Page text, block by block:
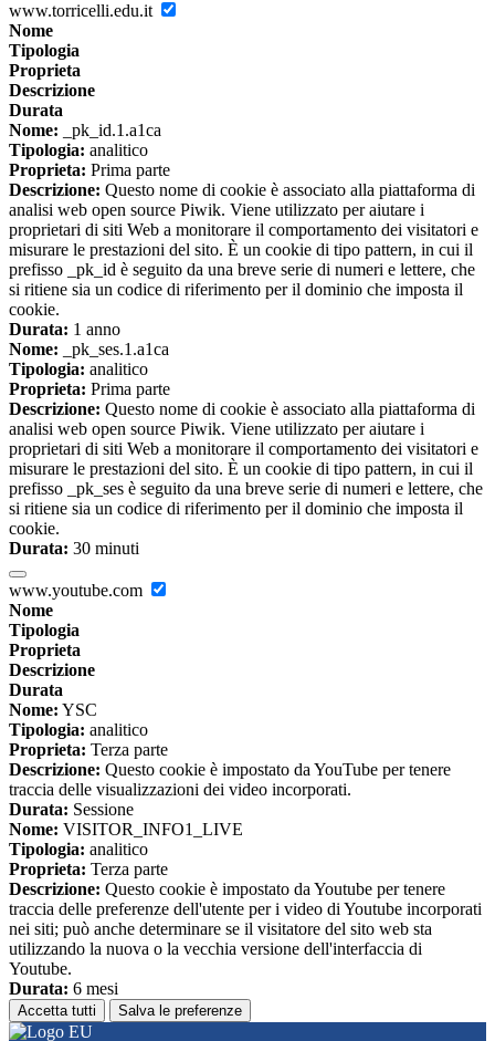
www.torricelli.edu.it
Nome
Tipologia
Proprieta
Descrizione
Durata
Nome: _pk_id.1.a1ca
Tipologia: analitico
Proprieta: Prima parte
Descrizione: Questo nome di cookie è associato alla piattaforma di
analisi web open source Piwik. Viene utilizzato per aiutare i
proprietari di siti Web a monitorare il comportamento dei visitatori e
misurare le prestazioni del sito. È un cookie di tipo pattern, in cui il
prefisso _pk_id è seguito da una breve serie di numeri e lettere, che
si ritiene sia un codice di riferimento per il dominio che imposta il
cookie.
Durata: 1 anno
Nome: _pk_ses.1.a1ca
Tipologia: analitico
Proprieta: Prima parte
Descrizione: Questo nome di cookie è associato alla piattaforma di
analisi web open source Piwik. Viene utilizzato per aiutare i
proprietari di siti Web a monitorare il comportamento dei visitatori e
misurare le prestazioni del sito. È un cookie di tipo pattern, in cui il
prefisso _pk_ses è seguito da una breve serie di numeri e lettere, che
si ritiene sia un codice di riferimento per il dominio che imposta il
cookie.
Durata: 30 minuti
www.youtube.com
Nome
Tipologia
Proprieta
Descrizione
Durata
Nome: YSC
Tipologia: analitico
Proprieta: Terza parte
Descrizione: Questo cookie è impostato da YouTube per tenere
traccia delle visualizzazioni dei video incorporati.
Durata: Sessione
Nome: VISITOR_INFO1_LIVE
Tipologia: analitico
Proprieta: Terza parte
Descrizione: Questo cookie è impostato da Youtube per tenere
traccia delle preferenze dell'utente per i video di Youtube incorporati
nei siti; può anche determinare se il visitatore del sito web sta
utilizzando la nuova o la vecchia versione dell'interfaccia di
Youtube.
Durata: 6 mesi
Accetta tutti Salva le preferenze